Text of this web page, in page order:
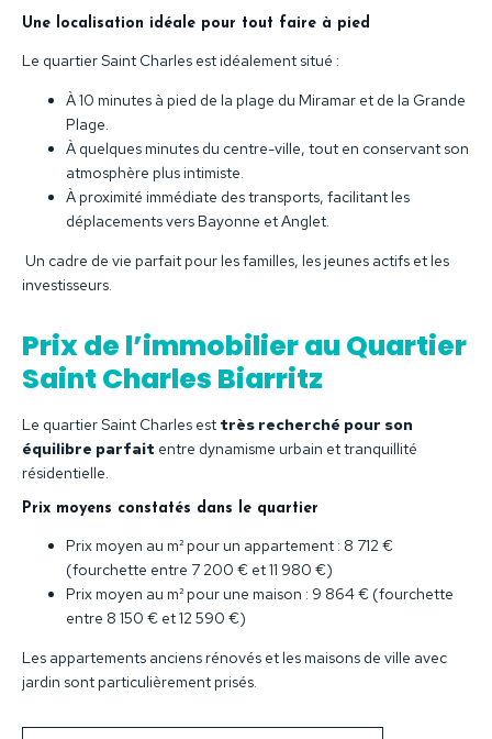
Une localisation idéale pour tout faire à pied
Le quartier Saint Charles est idéalement situé :
À 10 minutes à pied de la plage du Miramar et de la Grande
Plage.
À quelques minutes du centre-ville, tout en conservant son
atmosphère plus intimiste.
À proximité immédiate des transports, facilitant les
déplacements vers Bayonne et Anglet.
Un cadre de vie parfait pour les familles, les jeunes actifs et les
investisseurs.
Prix de l’immobilier au Quartier
Saint Charles Biarritz
Le quartier Saint Charles est très recherché pour son
équilibre parfait entre dynamisme urbain et tranquillité
résidentielle.
Prix moyens constatés dans le quartier
Prix moyen au m² pour un appartement : 8 712 €
(fourchette entre 7 200 € et 11 980 €)
Prix moyen au m² pour une maison : 9 864 € (fourchette
entre 8 150 € et 12 590 €)
Les appartements anciens rénovés et les maisons de ville avec
jardin sont particulièrement prisés.